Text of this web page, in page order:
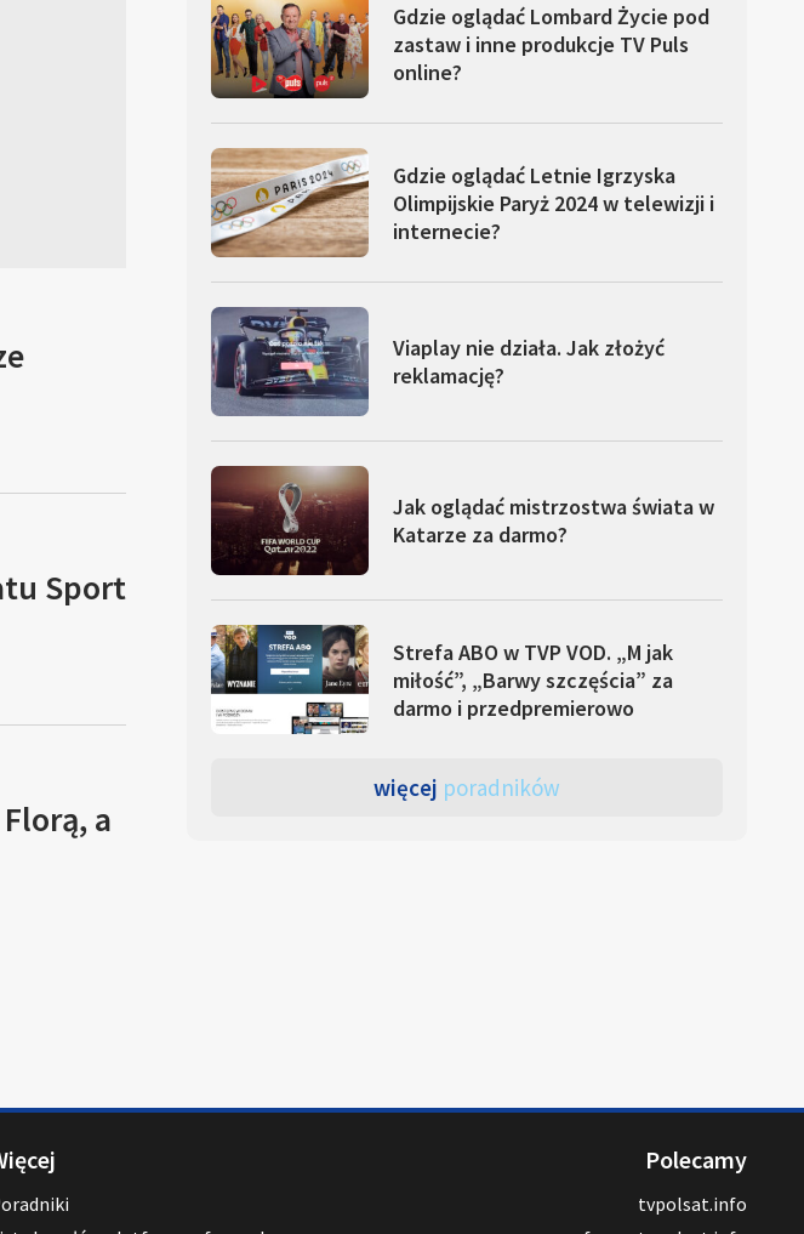
Sport
a
Gdzie oglądać Lombard Życie pod
zastaw i inne produkcje TV Puls
online?
Gdzie oglądać Letnie Igrzyska
Olimpijskie Paryż 2024 w telewizji i
internecie?
Viaplay nie działa. Jak złożyć
reklamację?
Jak oglądać mistrzostwa świata w
Katarze za darmo?
Strefa ABO w TVP VOD. „M jak
miłość”, „Barwy szczęścia” za
darmo i przedpremierowo
więcej poradników
Polecamy
tvpolsat.info